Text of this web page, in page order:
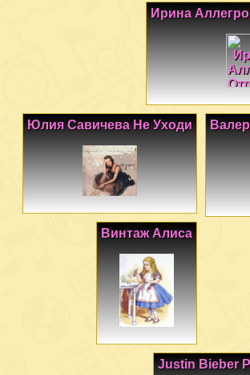
Ирина
Юлия Савичева Не Уходи
Винтаж Алиса
Justin Bieber